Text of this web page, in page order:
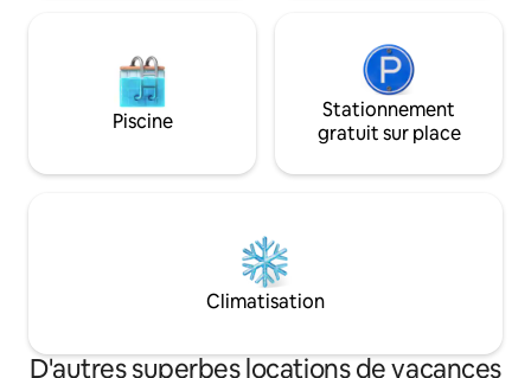
Piscine
Stationnement
gratuit sur place
Climatisation
D'autres superbes locations de vacances